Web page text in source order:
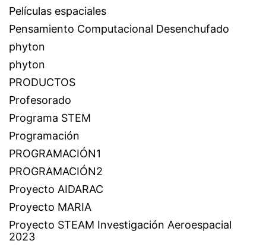
Películas espaciales
Pensamiento Computacional Desenchufado
phyton
phyton
PRODUCTOS
Profesorado
Programa STEM
Programación
PROGRAMACIÓN1
PROGRAMACIÓN2
Proyecto AIDARAC
Proyecto MARIA
Proyecto STEAM Investigación Aeroespacial
2023